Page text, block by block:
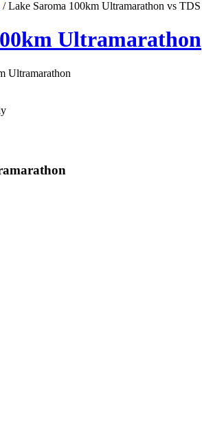
/ Lake Saroma 100km Ultramarathon vs TDS
Ultramarathon
Ultramarathon